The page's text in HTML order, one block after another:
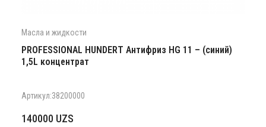
Масла и жидкости
PROFESSIONAL HUNDERT Антифриз HG 11 – (синий)
1,5L концентрат
Артикул:38200000
140000 UZS